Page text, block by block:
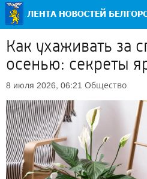
Как ухаживать за
осенью: секреты
8 июля 2026, 06:21 Общество